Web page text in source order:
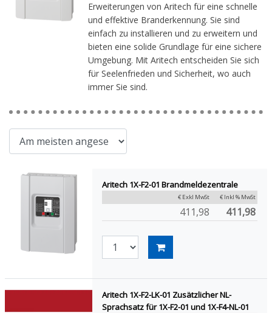
Erweiterungen von Aritech für eine schnelle
und effektive Branderkennung. Sie sind
einfach zu installieren und zu erweitern und
bieten eine solide Grundlage für eine sichere
Umgebung. Mit Aritech entscheiden Sie sich
für Seelenfrieden und Sicherheit, wo auch
immer Sie sind.
Aritech 1X-F2-01 Brandmeldezentrale
€ Exkl MwSt € Inkl % MwSt
411,98 411,98
Aritech 1X-F2-LK-01 Zusätzlicher NL-
Sprachsatz für 1X-F2-01 und 1X-F4-NL-01